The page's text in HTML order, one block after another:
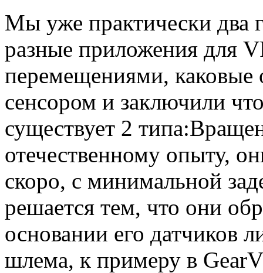
Мы уже практически два
разные приложения для
перемещениями, каковые
сенсором и заключили
существует 2
отечественному опыту,
скоро, с минимальной
решается тем, что они
основании его датчиков
шлема, к примеру в